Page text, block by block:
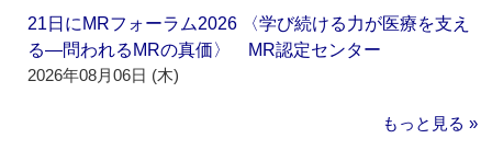
21日にMRフォーラム2026 〈学び続ける力が医療を支え
る―問われるMRの真価〉 MR認定センター
2026年08月06日 (木)
もっと見る »